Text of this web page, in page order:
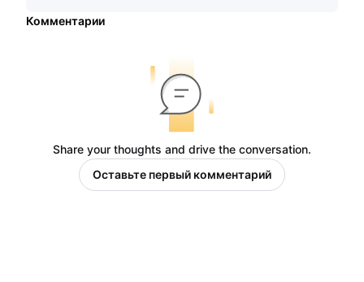
Комментарии
Share your thoughts and drive the conversation.
Оставьте первый комментарий